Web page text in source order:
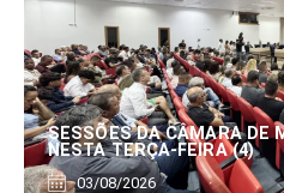
SESSÕES DA CÂMARA DE
NESTA TERÇA-FEIRA (4)
03/08/2026